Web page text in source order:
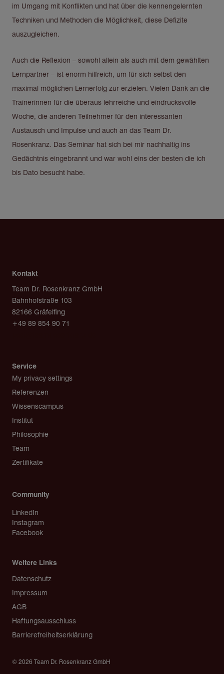
im Umgang mit Konflikten und hat über die kennengelernten
Techniken und Methoden die Möglichkeit, diese Defizite
auszugleichen.
Auch die Reflexion – sowohl allein als auch mit dem gewählten
Lernpartner – ist enorm hilfreich, um für sich selbst den
maximal möglichen Lernerfolg zur erzielen. Vielen Dank an die
Trainerinnen für die überaus lehrreiche und eindrucksvolle
Woche, die anderen Teilnehmer für den interessanten
Austausch und Impulse und auch an das Team Dr.
Rosenkranz. Das Seminar hat sich bei mir nachhaltig ins
Gedächtnis eingebrannt und war wohl eins der besten die ich
bis Dato besucht habe.
Kontakt
Team Dr. Rosenkranz GmbH
Bahnhofstraße 103
82166 Gräfelfing
+49 89 854 90 71
Service
My privacy settings
Referenzen
Wissenscampus
Institut
Philosophie
Team
Zertifikate
Community
LinkedIn
Instagram
Facebook
Weitere Links
Copyright
Datenschutz
Impressum
AGB
Haftungsausschluss
Barrierefreiheitserklärung
© 2026 Team Dr. Rosenkranz GmbH